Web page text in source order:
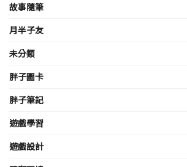
故事隨筆
月半子友
未分類
胖子圖卡
胖子筆記
遊戲學習
遊戲設計